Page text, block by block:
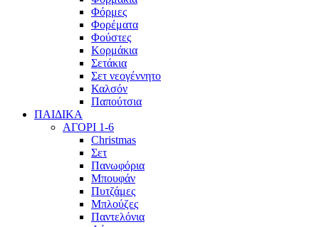
Φόρμες
Φορέματα
Φούστες
Κορμάκια
Σετάκια
Σετ νεογέννητο
Καλσόν
Παπούτσια
ΠΑΙΔΙΚΑ
ΑΓΟΡΙ 1-6
Christmas
Σετ
Πανωφόρια
Μπουφάν
Πυτζάμες
Μπλούζες
Παντελόνια